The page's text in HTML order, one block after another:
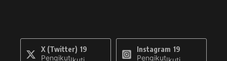
X (Twitter) 19
Pengikut
Instagram 19
Pengikut